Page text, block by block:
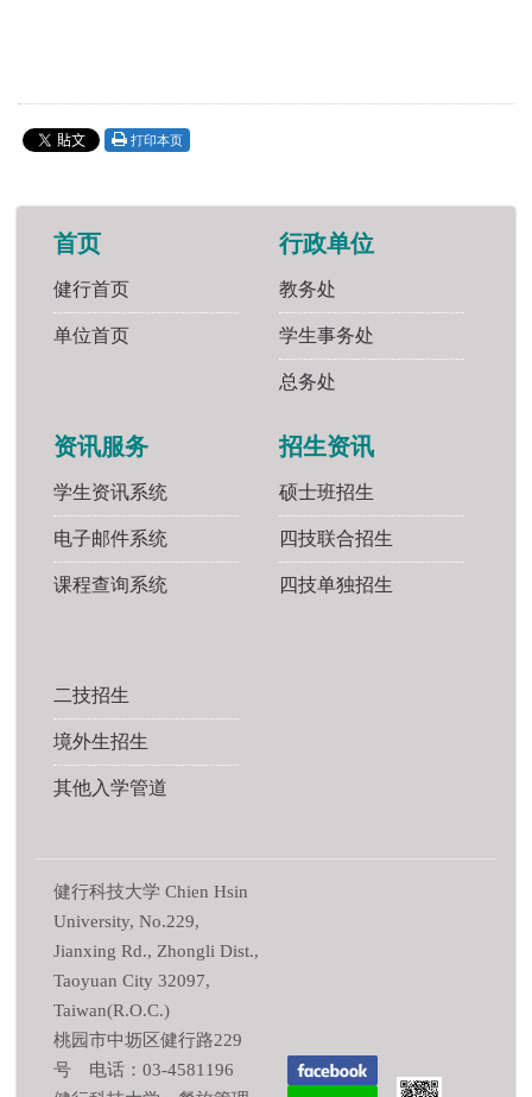
打印本页
首页
健行首页
单位首页
行政单位
教务处
学生事务处
总务处
资讯服务
学生资讯系统
电子邮件系统
课程查询系统
招生资讯
硕士班招生
四技联合招生
四技单独招生
二技招生
境外生招生
其他入学管道
健行科技大学 Chien Hsin
University, No.229,
Jianxing Rd., Zhongli Dist.,
Taoyuan City 32097,
Taiwan(R.O.C.)
桃园市中坜区健行路229
号 电话：03-4581196